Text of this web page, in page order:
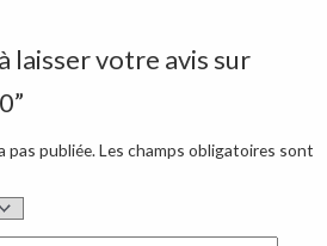
laisser votre avis sur
pas publiée. Les champs obligatoires sont